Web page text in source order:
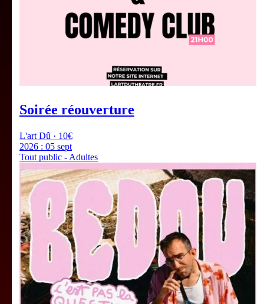
Soirée réouverture
L'art Dû · 10€
2026 : 05 sept
Tout public - Adultes